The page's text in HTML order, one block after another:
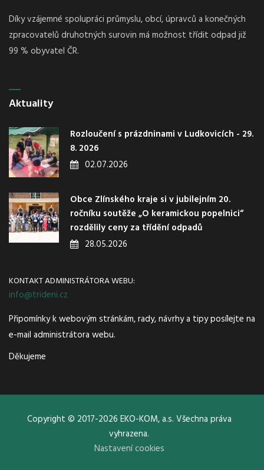
Díky vzájemné spolupráci průmyslu, obcí, úpravců a konečných
zpracovatelů druhotných surovin má možnost třídit odpad již
99 % obyvatel ČR.
Aktuality
Rozloučení s prázdninami v Ludkovicích - 29.
8. 2026
02.07.2026
Obce Zlínského kraje si v jubilejním 20.
ročníku soutěže „O keramickou popelnici“
rozdělily ceny za třídění odpadů
28.05.2026
KONTAKT ADMINISTRÁTORA WEBU:
info@trideni.cz
Připomínky k webovým stránkám, rady, návrhy a tipy posílejte na
e-mail administrátora webu.
Děkujeme
Copyright © 2017-2026 EKO-KOM, a.s. Všechna práva
vyhrazena.
Nastavení cookies